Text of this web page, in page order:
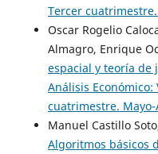
Tercer
Oscar Rogelio
Almagro, Enrique
espacial y teoría de
Análisis Económico:
cuatrimestre. Mayo-
Manuel Castillo
Algoritmos básicos